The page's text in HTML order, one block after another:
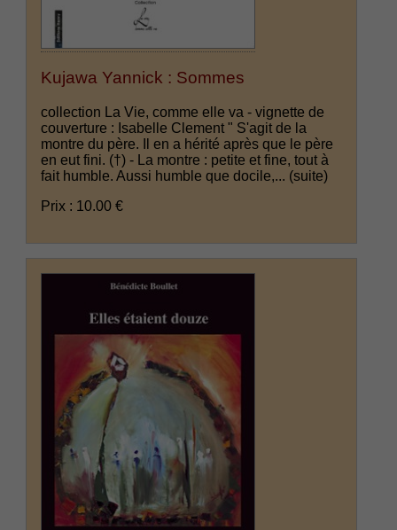
Kujawa Yannick : Sommes
collection La Vie, comme elle va - vignette de
couverture : Isabelle Clement " S'agit de la
montre du père. Il en a hérité après que le père
en eut fini. (†) - La montre : petite et fine, tout à
fait humble. Aussi humble que docile,... (suite)
Prix : 10.00 €